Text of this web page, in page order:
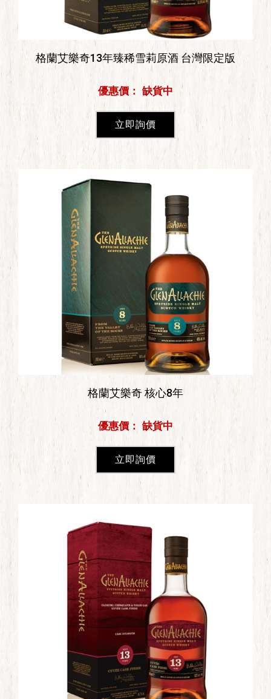
格蘭艾樂奇13年臻稀雪莉原酒 台灣限定版
優惠價： 缺貨中
立即詢價
格蘭艾樂奇 核心8年
優惠價： 缺貨中
立即詢價